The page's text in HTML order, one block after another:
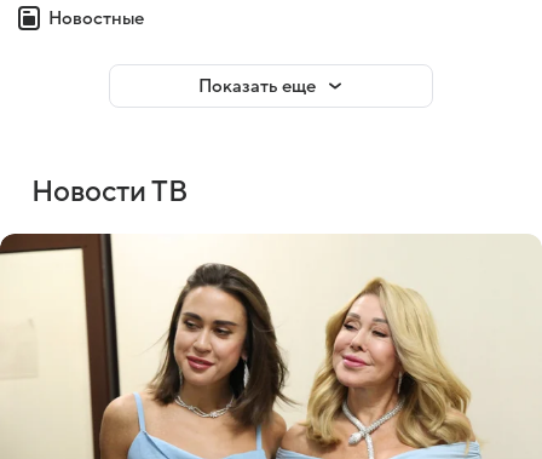
Новостные
Показать еще
Новости ТВ